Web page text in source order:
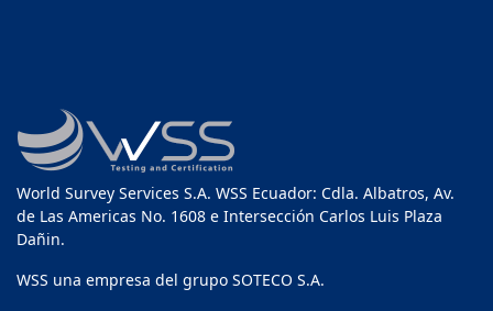
World Survey Services S.A. WSS Ecuador: Cdla. Albatros, Av.
de Las Americas No. 1608 e Intersección Carlos Luis Plaza
Dañin.
WSS una empresa del grupo SOTECO S.A.